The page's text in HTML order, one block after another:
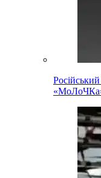
Російський